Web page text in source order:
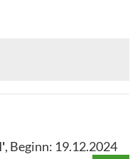
, Beginn: 19.12.2024